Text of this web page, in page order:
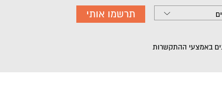
תרשמו אותי
באמצעי ההתקשרות